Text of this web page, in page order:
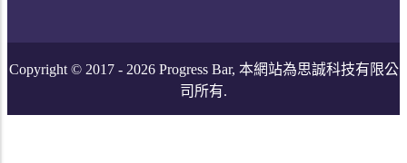
Copyright © 2017 - 2026Progress Bar, 本網站為思誠科技有限公
司所有.